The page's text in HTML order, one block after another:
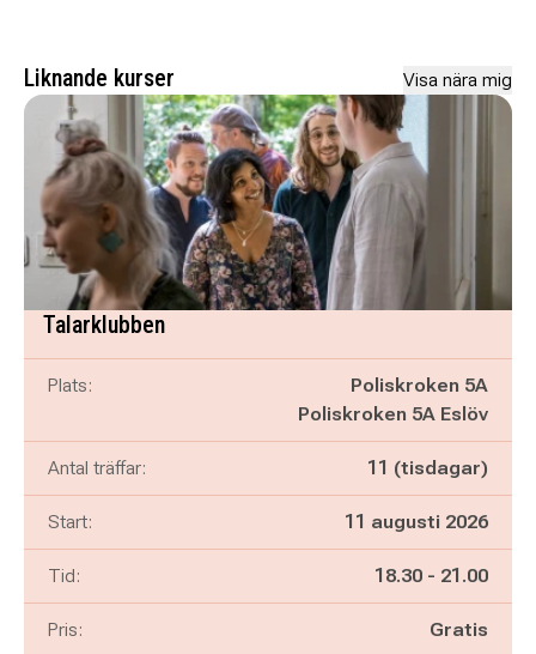
Liknande kurser Visa nära mig
Talarklubben
Plats:
Poliskroken 5A
Poliskroken 5A Eslöv
Antal träffar: 11 (tisdagar)
Start: 11 augusti 2026
Tid: Pågår mellan
18.30 - och
21.00
Pris: Gratis